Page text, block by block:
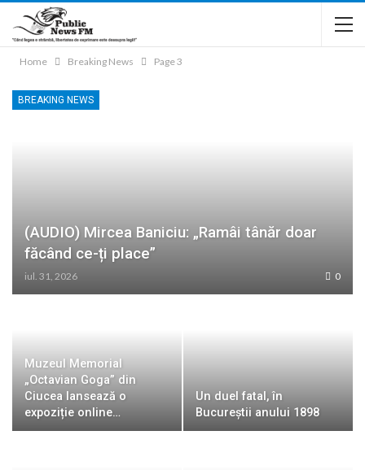
Home Breaking News Page 3
BREAKING NEWS
(AUDIO) Mircea Baniciu: „Ramâi tânăr doar
făcând ce-ți place”
iul. 31, 2026 0
Muzeul Memorial
„Octavian Goga” din
Ciucea lansează o
expoziție online…
Un duel fatal, în
Bucureştii anului 1898